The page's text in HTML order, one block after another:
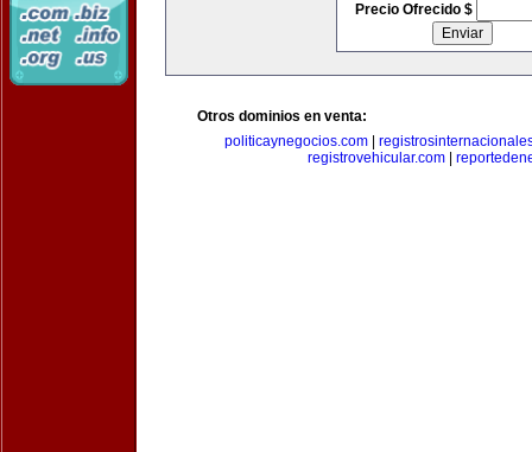
Precio Ofrecido $
Otros dominios en venta:
politicaynegocios.com|
registrovehicular.com